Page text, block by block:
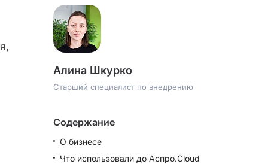
Алина Шкурко
Старший специалист по внедрению
Содержание
О бизнесе
Что использовали до Аспро.Cloud